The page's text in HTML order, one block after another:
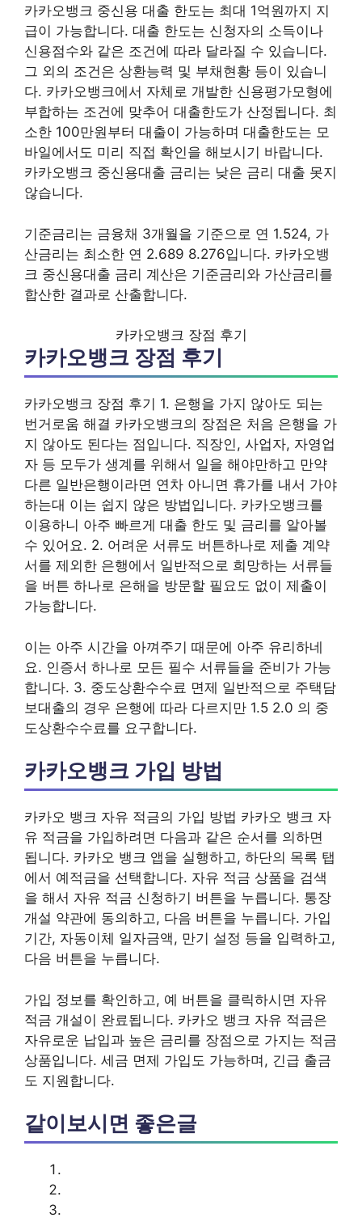
카카오뱅크 중신용 대출 한도는 최대 1억원까지 지
급이 가능합니다. 대출 한도는 신청자의 소득이나
신용점수와 같은 조건에 따라 달라질 수 있습니다.
그 외의 조건은 상환능력 및 부채현황 등이 있습니
다. 카카오뱅크에서 자체로 개발한 신용평가모형에
부합하는 조건에 맞추어 대출한도가 산정됩니다. 최
소한 100만원부터 대출이 가능하며 대출한도는 모
바일에서도 미리 직접 확인을 해보시기 바랍니다.
카카오뱅크 중신용대출 금리는 낮은 금리 대출 못지
않습니다.
기준금리는 금융채 3개월을 기준으로 연 1.524, 가
산금리는 최소한 연 2.689 8.276입니다. 카카오뱅
크 중신용대출 금리 계산은 기준금리와 가산금리를
합산한 결과로 산출합니다.
카카오뱅크 장점 후기
카카오뱅크 장점 후기
카카오뱅크 장점 후기 1. 은행을 가지 않아도 되는
번거로움 해결 카카오뱅크의 장점은 처음 은행을 가
지 않아도 된다는 점입니다. 직장인, 사업자, 자영업
자 등 모두가 생계를 위해서 일을 해야만하고 만약
다른 일반은행이라면 연차 아니면 휴가를 내서 가야
하는대 이는 쉽지 않은 방법입니다. 카카오뱅크를
이용하니 아주 빠르게 대출 한도 및 금리를 알아볼
수 있어요. 2. 어려운 서류도 버튼하나로 제출 계약
서를 제외한 은행에서 일반적으로 희망하는 서류들
을 버튼 하나로 은해을 방문할 필요도 없이 제출이
가능합니다.
이는 아주 시간을 아껴주기 때문에 아주 유리하네
요. 인증서 하나로 모든 필수 서류들을 준비가 가능
합니다. 3. 중도상환수수료 면제 일반적으로 주택담
보대출의 경우 은행에 따라 다르지만 1.5 2.0 의 중
도상환수수료를 요구합니다.
카카오뱅크 가입 방법
카카오 뱅크 자유 적금의 가입 방법 카카오 뱅크 자
유 적금을 가입하려면 다음과 같은 순서를 의하면
됩니다. 카카오 뱅크 앱을 실행하고, 하단의 목록 탭
에서 예적금을 선택합니다. 자유 적금 상품을 검색
을 해서 자유 적금 신청하기 버튼을 누릅니다. 통장
개설 약관에 동의하고, 다음 버튼을 누릅니다. 가입
기간, 자동이체 일자금액, 만기 설정 등을 입력하고,
다음 버튼을 누릅니다.
가입 정보를 확인하고, 예 버튼을 클릭하시면 자유
적금 개설이 완료됩니다. 카카오 뱅크 자유 적금은
자유로운 납입과 높은 금리를 장점으로 가지는 적금
상품입니다. 세금 면제 가입도 가능하며, 긴급 출금
도 지원합니다.
같이보시면 좋은글